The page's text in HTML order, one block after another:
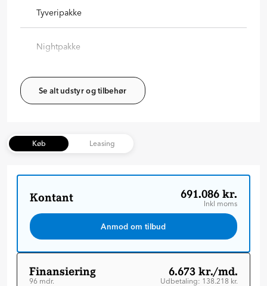
Tyveripakke
Nightpakke
Se alt udstyr og tilbehør
Køb Leasing
Kontant 691.086 kr.
Inkl moms
Anmod om tilbud
Finansiering
96 mdr.
6.673 kr./md.
Udbetaling: 138.218 kr.